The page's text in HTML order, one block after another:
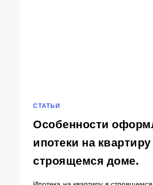
СТАТЬИ
Особенности
ипотеки на
строящемся доме.